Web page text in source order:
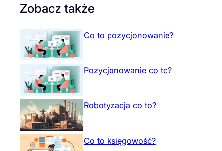
Zobacz także
Co to pozycjonowanie?
Pozycjonowanie co to?
Robotyzacja co to?
Co to księgowość?